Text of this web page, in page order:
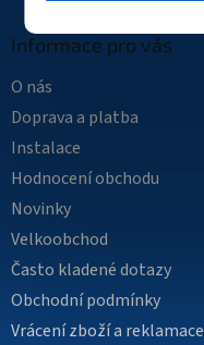
Informace pro vás
O nás
Doprava a platba
Instalace
Hodnocení obchodu
Novinky
Velkoobchod
Často kladené dotazy
Obchodní podmínky
Vrácení zboží a reklamace